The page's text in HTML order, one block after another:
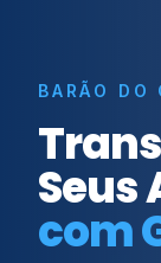
BARÃO DO
Seus
com